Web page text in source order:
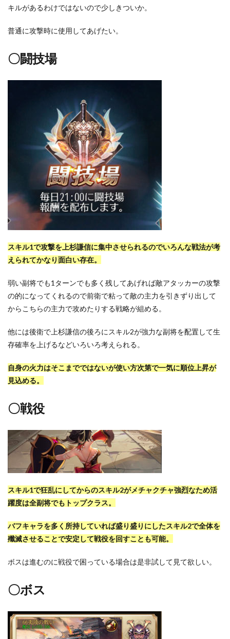
キルがあるわけではないので少しきついか。
普通に攻撃時に使用してあげたい。
〇闘技場
スキル1で攻撃を上杉謙信に集中させられるのでいろんな戦法が考
えられてかなり面白い存在。
弱い副将でも1ターンでも多く残してあげれば敵アタッカーの攻撃
の的になってくれるので前衛で粘って敵の主力を引きずり出して
からこちらの主力で攻めたりする戦略が組める。
他には後衛で上杉謙信の後ろにスキル2が強力な副将を配置して生
存確率を上げるなどいろいろ考えられる。
自身の火力はそこまでではないが使い方次第で一気に順位上昇が
見込める。
〇戦役
スキル1で狂乱にしてからのスキル2がメチャクチャ強烈なため活
躍度は全副将でもトップクラス。
バフキャラを多く所持していれば盛り盛りにしたスキル2で全体を
殲滅させることで安定して戦役を回すことも可能。
ボスは進むのに戦役で困っている場合は是非試して見て欲しい。
〇ボス